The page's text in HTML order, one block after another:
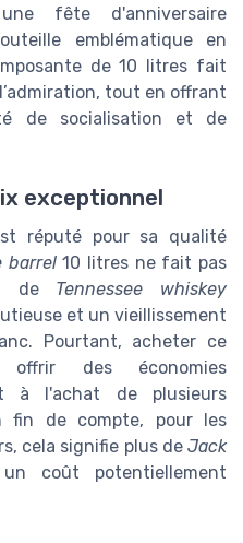
fête d'anniversaire
emblématique en
de 10 litres fait
tout en offrant
de socialisation et de
exceptionnel
réputé pour sa qualité
barrel10 litres ne fait pas
de Tennessee whiskey
et un vieillissement
Pourtant, acheter ce
des économies
à l'achat de plusieurs
fin de compte, pour les
cela signifie plus de Jack
coût potentiellement